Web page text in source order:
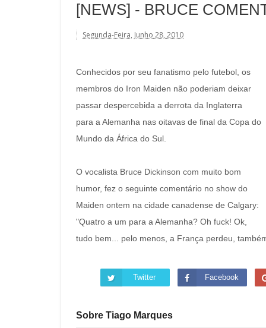
[NEWS] - BRUCE
Segunda-Feira, Junho 28, 2010
Conhecidos por seu fanatismo pelo futebol, os
membros do Iron Maiden não poderiam deixar
passar despercebida a derrota da Inglaterra
para a Alemanha nas oitavas de final da Copa do
Mundo da África do Sul.
O vocalista Bruce Dickinson com muito bom
humor, fez o seguinte comentário no show do
Maiden ontem na cidade canadense de Calgary:
"Quatro a um para a Alemanha? Oh fuck! Ok,
tudo bem... pelo menos, a França perdeu,
Twitter Facebook
Sobre Tiago Marques